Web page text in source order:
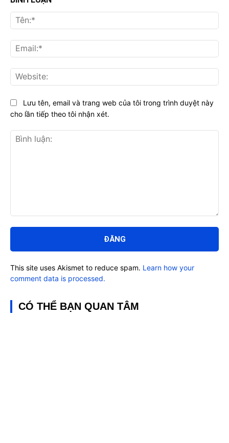
luận:
Lưu tên, email và trang web của tôi trong trình duyệt này
cho lần tiếp theo tôi nhận xét.
This site uses Akismet to reduce spam. Learn how your
comment data is processed.
CÓ THỂ BẠN QUAN TÂM